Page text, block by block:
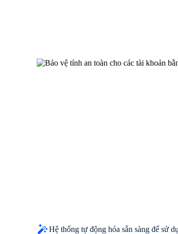
Hệ thống tự động hóa sẵn sàng để sử